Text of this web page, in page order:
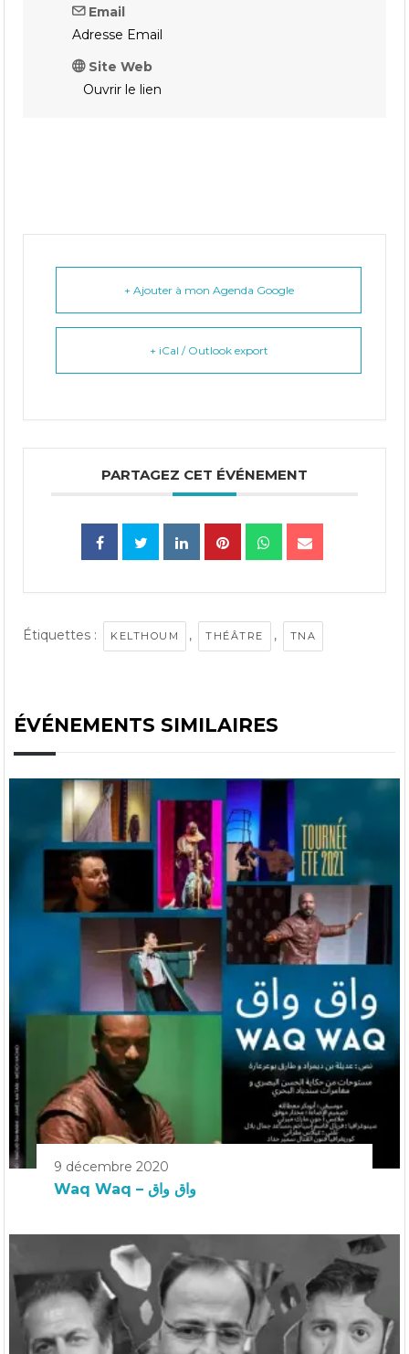
Email
Adresse Email
Site Web
Ouvrir le lien
+ Ajouter à mon Agenda Google
+ iCal / Outlook export
PARTAGEZ CET ÉVÉNEMENT
Étiquettes : KELTHOUM , THÉÂTRE , TNA
ÉVÉNEMENTS SIMILAIRES
9 décembre 2020
Waq Waq – واق واق